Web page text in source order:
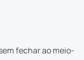
fechar ao meio-